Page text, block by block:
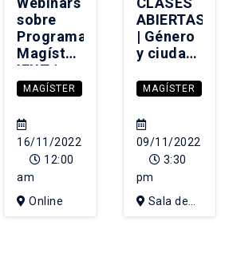
sobre
Programas
Magíster
IEUT |
Admisión
MAGÍSTER
16/11/2022
12:00
am
Online
ABIERTAS
| Género
y ciudad
perspectiva
con
Brenda
Parker
MAGÍSTER
09/11/2022
3:30
pm
Sala de